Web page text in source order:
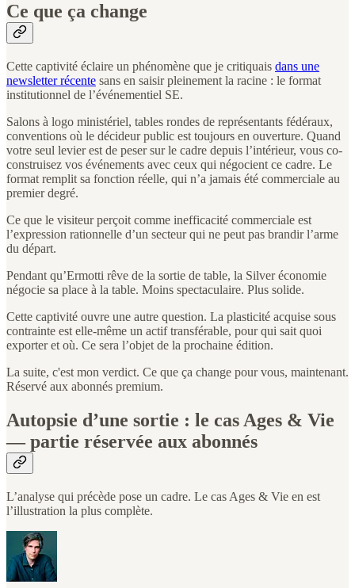
Ce que ça change
Cette captivité éclaire un phénomène que je critiquais dans une
newsletter récente sans en saisir pleinement la racine : le format
institutionnel de l’événementiel SE.
Salons à logo ministériel, tables rondes de représentants fédéraux,
conventions où le décideur public est toujours en ouverture. Quand
votre seul levier est de peser sur le cadre depuis l’intérieur, vous co-
construisez vos événements avec ceux qui négocient ce cadre. Le
format remplit sa fonction réelle, qui n’a jamais été commerciale au
premier degré.
Ce que le visiteur perçoit comme inefficacité commerciale est
l’expression rationnelle d’un secteur qui ne peut pas brandir l’arme
du départ.
Pendant qu’Ermotti rêve de la sortie de table, la Silver économie
négocie sa place à la table. Moins spectaculaire. Plus solide.
Cette captivité ouvre une autre question. La plasticité acquise sous
contrainte est elle-même un actif transférable, pour qui sait quoi
exporter et où. Ce sera l’objet de la prochaine édition.
La suite, c'est mon verdict. Ce que ça change pour vous, maintenant.
Réservé aux abonnés premium.
Autopsie d’une sortie : le cas Ages & Vie
— partie réservée aux abonnés
L’analyse qui précède pose un cadre. Le cas Ages & Vie en est
l’illustration la plus complète.